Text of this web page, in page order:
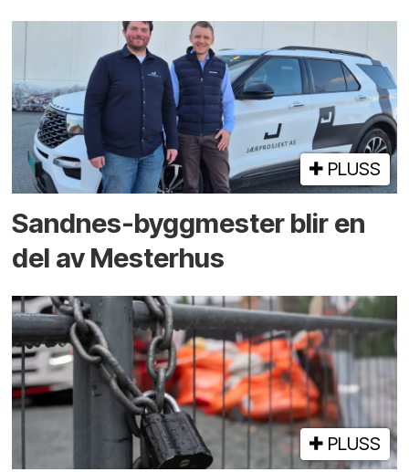
PLUSS
Sandnes-byggmester blir en
del av Mesterhus
PLUSS